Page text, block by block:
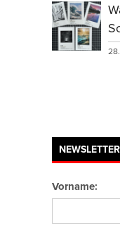
NEWSLETTER
Vorname: